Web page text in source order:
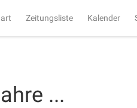
Zeitungsliste Kalender
...